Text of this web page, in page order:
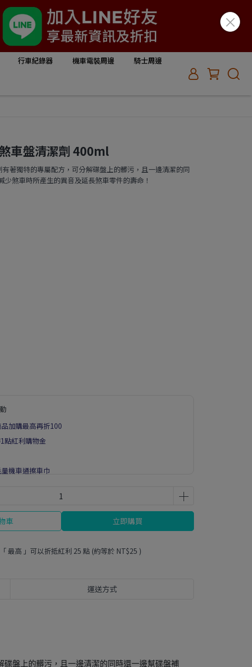
行車紀錄器 機車電裝周邊 騎士周邊
車盤清潔劑 400ml
著獨特的專屬配方，可分解碟盤上的髒污，且一邊清潔的同
少煞車時所產生的異音及延長煞車零件的壽命！
加購最高再折100
點紅利購物金
機車通擦車巾
車 立即購買
最高 」可以折抵紅利 25 點 (約等於 NT$25 )
運送方式
盤上的髒污，且一邊清潔的同時還一邊幫碟盤補